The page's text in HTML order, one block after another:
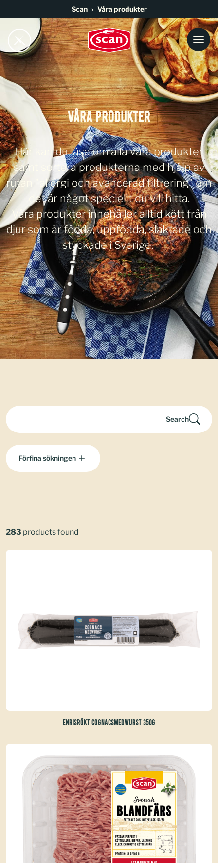
Scan Våra produkter
VÅRA PRODUKTER
Här kan du läsa om alla våra produkter
samt sortera produkterna med hjälp av
rutan "allergi och avancerad filtrering" om
det är något speciellt du vill hitta.
Våra produkter innehåller alltid kött från
djur som är födda, uppfödda, slaktade och
styckade i Sverige.
Search
Förfina sökningen
283 products found
ENRISRÖKT COGNACSMEDWURST 350G